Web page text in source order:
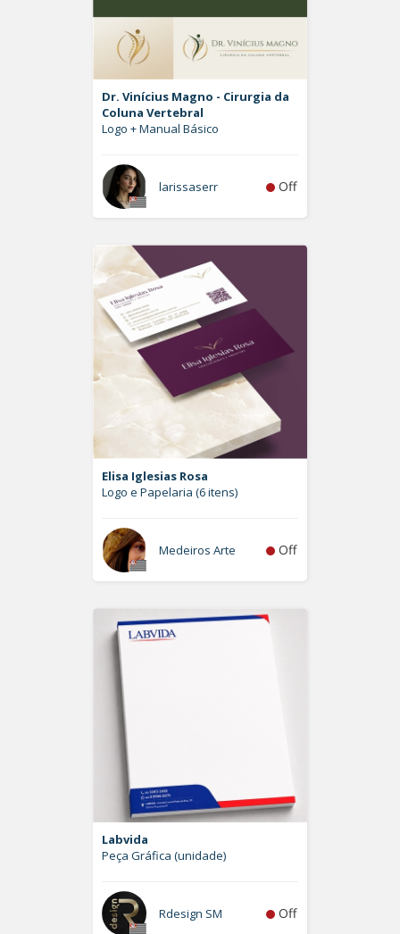
Dr. Vinícius Magno - Cirurgia da
Coluna Vertebral
Logo + Manual Básico
larissaserr Off
Elisa Iglesias Rosa
Logo e Papelaria (6 itens)
Medeiros Arte Off
Labvida
Peça Gráfica (unidade)
Rdesign SM Off